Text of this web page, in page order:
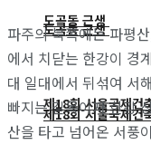
도곡동 근생
제18회 서울국제건
도곡동 근생
제18회 서울국제건
파주의 북쪽에는 파평
에서 치닫는 한강이 경
대 일대에서 뒤섞여 서
빠지는 길목이자 한강
산을 타고 넘어온 서풍